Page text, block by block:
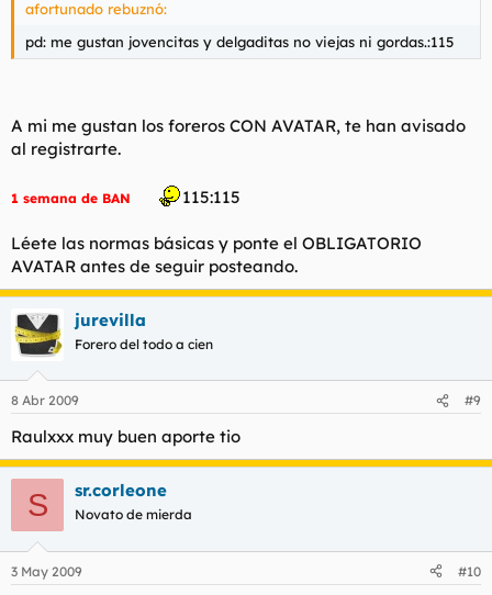
afortunado rebuznó:
pd: me gustan jovencitas y delgaditas no viejas ni gordas.:115
A mi me gustan los foreros CON AVATAR, te han avisado
al registrarte.
1 semana de BAN 115:115
Léete las normas básicas y ponte el OBLIGATORIO
AVATAR antes de seguir posteando.
jurevilla
Forero del todo a cien
8 Abr 2009 #9
Raulxxx muy buen aporte tio
S sr.corleone
Novato de mierda
3 May 2009 #10